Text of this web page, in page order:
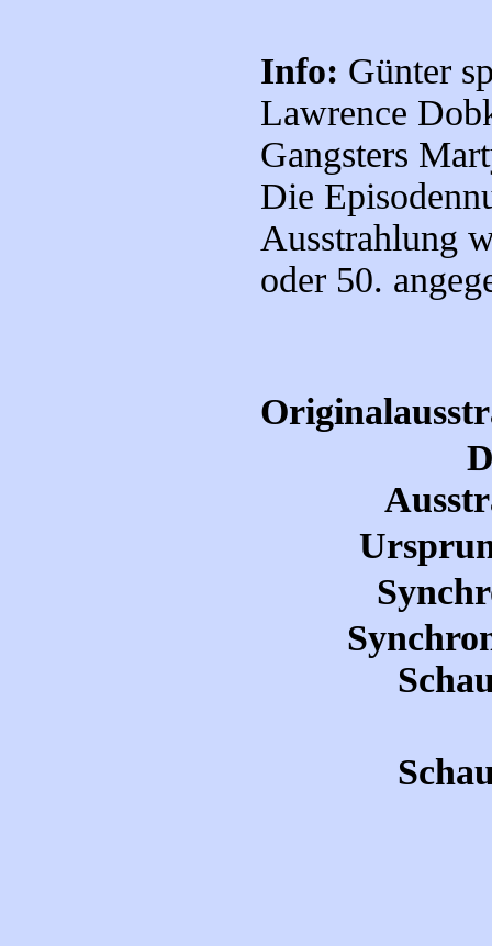
Info: Günter
Lawrence
Gangsters
Die
Ausstrahlung
oder 50.